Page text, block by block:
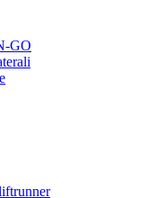
GO